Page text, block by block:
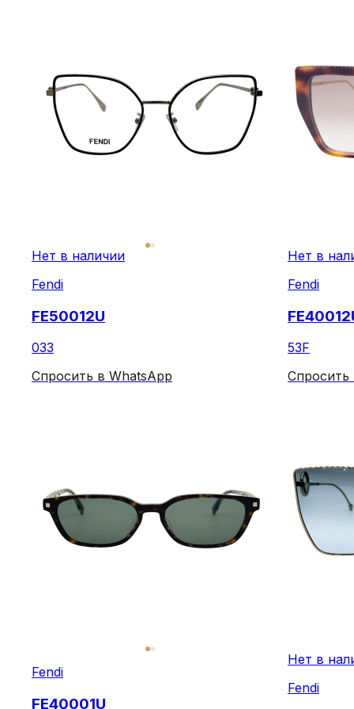
Нет в наличии
Fendi
FE50012U
033
Спросить в WhatsApp
Нет в
Fendi
53F
Спросить
Fendi
FE40001U
Нет в
Fendi